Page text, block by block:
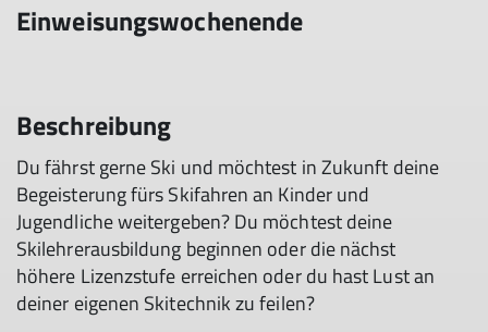
Einweisungswochenende
Beschreibung
Du fährst gerne Ski und möchtest in Zukunft deine
Begeisterung fürs Skifahren an Kinder und
Jugendliche weitergeben? Du möchtest deine
Skilehrerausbildung beginnen oder die nächst
höhere Lizenzstufe erreichen oder du hast Lust an
deiner eigenen Skitechnik zu feilen?